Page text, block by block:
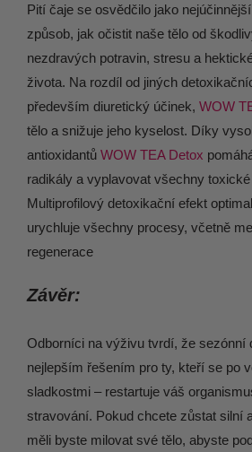
Pití čaje se osvědčilo jako
způsob, jak očistit naše tělo od
nezdravých potravin, stresu a
života. Na rozdíl od jiných
především diuretický účinek, WOW
tělo a snižuje jeho kyselost. Díky
antioxidantů WOW TEA Detox
radikály a vyplavovat všechny
Multiprofilový detoxikační efekt
urychluje všechny procesy, včetně
regenerace
Závěr:
Odborníci na výživu tvrdí, že sezónní
nejlepším řešením pro ty, kteří se po
sladkostmi – restartuje váš
stravování. Pokud chcete zůstat silní
měli byste milovat své tělo, abyste